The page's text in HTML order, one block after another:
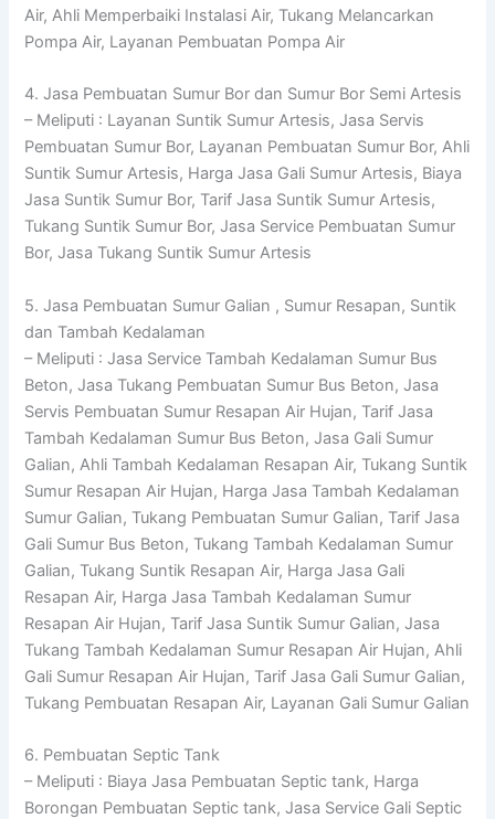
Air, Ahli Memperbaiki Instalasi Air, Tukang Melancarkan
Pompa Air, Layanan Pembuatan Pompa Air
4. Jasa Pembuatan Sumur Bor dan Sumur Bor Semi Artesis
– Meliputi : Layanan Suntik Sumur Artesis, Jasa Servis
Pembuatan Sumur Bor, Layanan Pembuatan Sumur Bor, Ahli
Suntik Sumur Artesis, Harga Jasa Gali Sumur Artesis, Biaya
Jasa Suntik Sumur Bor, Tarif Jasa Suntik Sumur Artesis,
Tukang Suntik Sumur Bor, Jasa Service Pembuatan Sumur
Bor, Jasa Tukang Suntik Sumur Artesis
5. Jasa Pembuatan Sumur Galian , Sumur Resapan, Suntik
dan Tambah Kedalaman
– Meliputi : Jasa Service Tambah Kedalaman Sumur Bus
Beton, Jasa Tukang Pembuatan Sumur Bus Beton, Jasa
Servis Pembuatan Sumur Resapan Air Hujan, Tarif Jasa
Tambah Kedalaman Sumur Bus Beton, Jasa Gali Sumur
Galian, Ahli Tambah Kedalaman Resapan Air, Tukang Suntik
Sumur Resapan Air Hujan, Harga Jasa Tambah Kedalaman
Sumur Galian, Tukang Pembuatan Sumur Galian, Tarif Jasa
Gali Sumur Bus Beton, Tukang Tambah Kedalaman Sumur
Galian, Tukang Suntik Resapan Air, Harga Jasa Gali
Resapan Air, Harga Jasa Tambah Kedalaman Sumur
Resapan Air Hujan, Tarif Jasa Suntik Sumur Galian, Jasa
Tukang Tambah Kedalaman Sumur Resapan Air Hujan, Ahli
Gali Sumur Resapan Air Hujan, Tarif Jasa Gali Sumur Galian,
Tukang Pembuatan Resapan Air, Layanan Gali Sumur Galian
6. Pembuatan Septic Tank
– Meliputi : Biaya Jasa Pembuatan Septic tank, Harga
Borongan Pembuatan Septic tank, Jasa Service Gali Septic